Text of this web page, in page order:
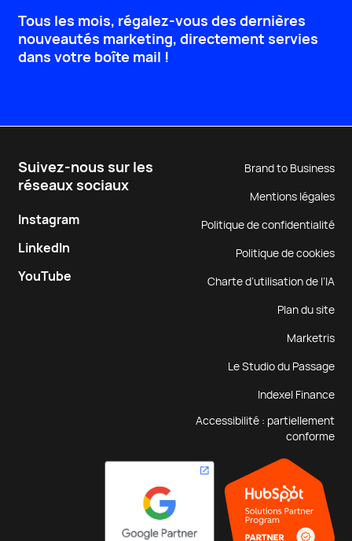
Tous les mois, régalez-vous des dernières
nouveautés marketing, directement servies
dans votre boîte mail !
Suivez-nous sur les
réseaux sociaux
Instagram
LinkedIn
YouTube
Brand to Business
Mentions légales
Politique de confidentialité
Politique de cookies
Charte d’utilisation de l’IA
Plan du site
Marketris
Le Studio du Passage
Indexel Finance
Accessibilité : partiellement
conforme